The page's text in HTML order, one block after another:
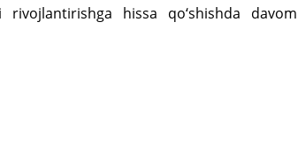
hissa qo‘shishda davom